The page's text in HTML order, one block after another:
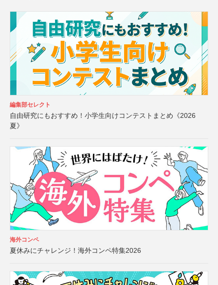
編集部セレクト
自由研究にもおすすめ！小学生向けコンテストまとめ《2026
夏》
海外コンペ
夏休みにチャレンジ！海外コンペ特集2026